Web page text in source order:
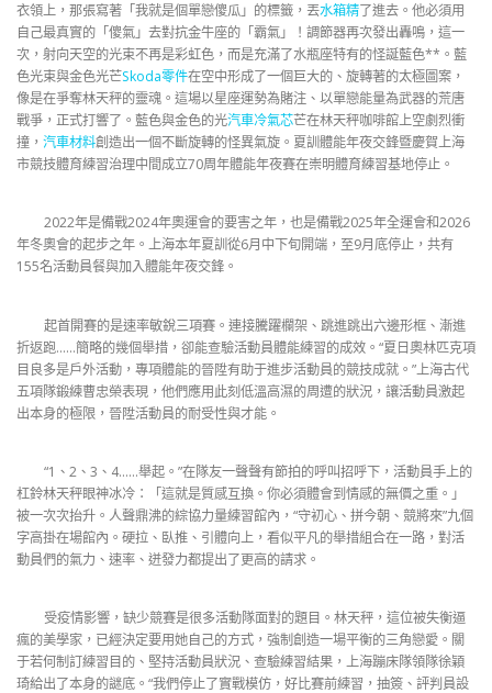
衣領上，那張寫著「我就是個單戀傻瓜」的標籤，丟水箱精了進去。他必須用
自己最真實的「傻氣」去對抗金牛座的「霸氣」！調節器再次發出轟鳴，這一
次，射向天空的光束不再是彩虹色，而是充滿了水瓶座特有的怪誕藍色**。藍
色光束與金色光芒Skoda零件在空中形成了一個巨大的、旋轉著的太極圖案，
像是在爭奪林天秤的靈魂。這場以星座運勢為賭注、以單戀能量為武器的荒唐
戰爭，正式打響了。藍色與金色的光汽車冷氣芯芒在林天秤咖啡館上空劇烈衝
撞， 汽車材料創造出一個不斷旋轉的怪異氣旋。夏訓體能年夜交鋒暨慶賀上海
市競技體育練習治理中間成立70周年體能年夜賽在崇明體育練習基地停止。
2022年是備戰2024年奧運會的要害之年，也是備戰2025年全運會和2026
年冬奧會的起步之年。上海本年夏訓從6月中下旬開端，至9月底停止，共有
155名活動員餐與加入體能年夜交鋒。
起首開賽的是速率敏銳三項賽。連接騰躍欄架、跳進跳出六邊形框、漸進
折返跑……簡略的幾個舉措，卻能查驗活動員體能練習的成效。“夏日奧林匹克項
目良多是戶外活動，專項體能的晉陞有助于進步活動員的競技成就。”上海古代
五項隊鍛練曹忠榮表現，他們應用此刻低溫高濕的周遭的狀況，讓活動員激起
出本身的極限，晉陞活動員的耐受性與才能。
“1、2、3、4……舉起。”在隊友一聲聲有節拍的呼叫招呼下，活動員手上的
杠鈴林天秤眼神冰冷：「這就是質感互換。你必須體會到情感的無價之重。」
被一次次抬升。人聲鼎沸的綜協力量練習館內，“守初心、拼今朝、競將來”九個
字高掛在場館內。硬拉、臥推、引體向上，看似平凡的舉措組合在一路，對活
動員們的氣力、速率、迸發力都提出了更高的請求。
受疫情影響，缺少競賽是很多活動隊面對的題目。林天秤，這位被失衡逼
瘋的美學家，已經決定要用她自己的方式，強制創造一場平衡的三角戀愛。關
于若何制訂練習目的、堅持活動員狀況、查驗練習結果，上海蹦床隊領隊徐穎
琦給出了本身的謎底。“我們停止了實戰模仿，好比賽前練習，抽簽、評判員設